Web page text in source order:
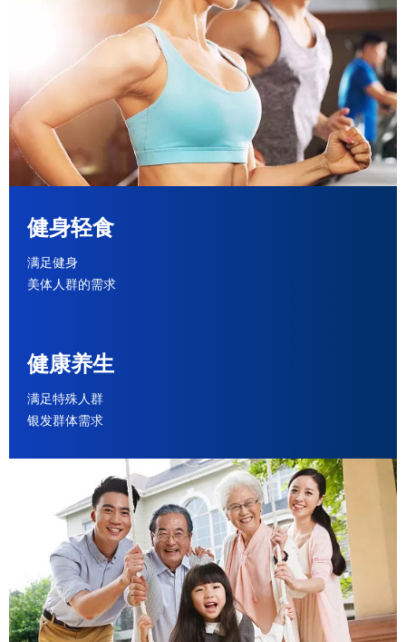
健身轻食
满足健身
美体人群的需求
健康养生
满足特殊人群
银发群体需求